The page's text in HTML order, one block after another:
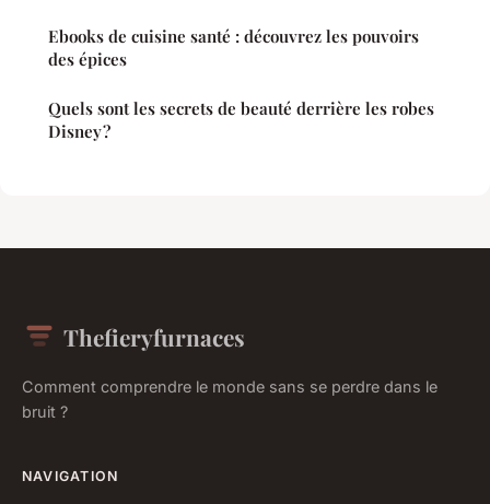
Ebooks de cuisine santé : découvrez les pouvoirs
des épices
Quels sont les secrets de beauté derrière les robes
Disney ?
Thefieryfurnaces
Comment comprendre le monde sans se perdre dans le
bruit ?
NAVIGATION